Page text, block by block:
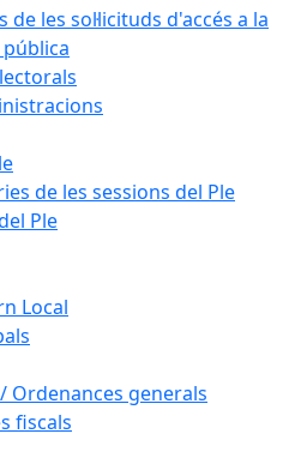
de les sol·licituds d'accés a la
de les sessions del Ple
Ple
Local
Ordenances generals
fiscals